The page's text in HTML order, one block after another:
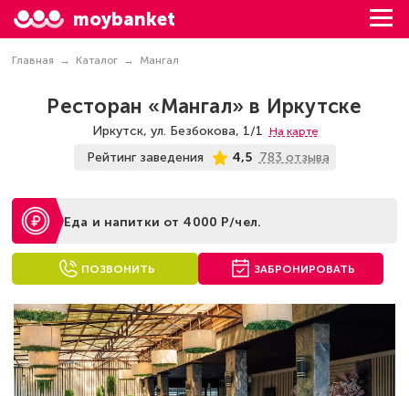
moybanket
Главная Каталог Мангал
Ресторан «Мангал» в Иркутске
Иркутск, ул. Безбокова, 1/1 На карте
Рейтинг заведения 4,5 783 отзыва
Еда и напитки от 4000 Р/чел.
ПОЗВОНИТЬ ЗАБРОНИРОВАТЬ